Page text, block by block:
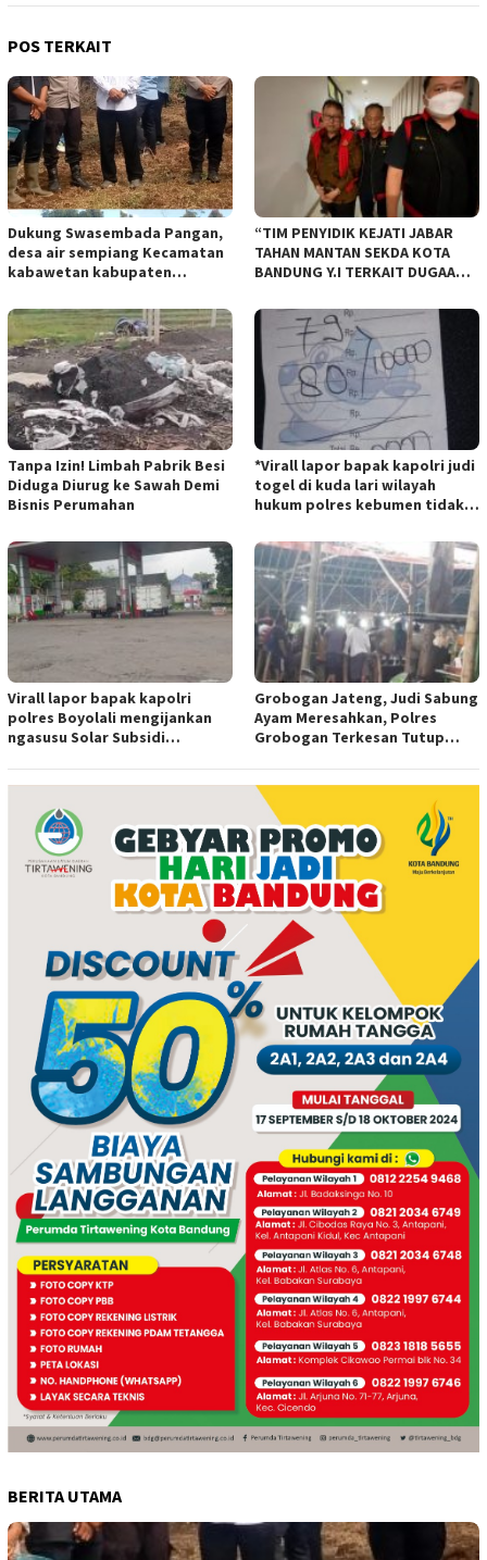
POS TERKAIT
Dukung Swasembada Pangan,
desa air sempiang Kecamatan
kabawetan kabupaten
28 mei 2025
“TIM PENYIDIK KEJATI JABAR
TAHAN MANTAN SEKDA KOTA
BANDUNG Y.I TERKAIT DUGAAN
BANDUNG”.
Tanpa Izin! Limbah Pabrik Besi
Diduga Diurug ke Sawah Demi
Bisnis Perumahan
*Virall lapor bapak kapolri judi
togel di kuda lari wilayah
hukum polres kebumen tidak
Virall lapor bapak kapolri
polres Boyolali mengijankan
ngasusu Solar Subsidi
Grobogan Jateng, Judi Sabung
Ayam Meresahkan, Polres
Grobogan Terkesan Tutup
BERITA UTAMA